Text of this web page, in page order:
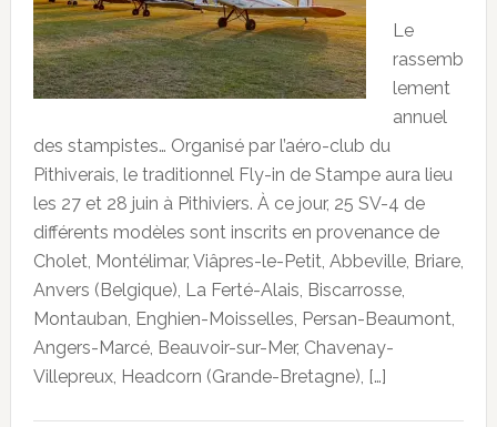
Le
rassemb
lement
annuel
des stampistes… Organisé par l’aéro-club du
Pithiverais, le traditionnel Fly-in de Stampe aura lieu
les 27 et 28 juin à Pithiviers. À ce jour, 25 SV-4 de
différents modèles sont inscrits en provenance de
Cholet, Montélimar, Viâpres-le-Petit, Abbeville, Briare,
Anvers (Belgique), La Ferté-Alais, Biscarrosse,
Montauban, Enghien-Moisselles, Persan-Beaumont,
Angers-Marcé, Beauvoir-sur-Mer, Chavenay-
Villepreux, Headcorn (Grande-Bretagne), […]